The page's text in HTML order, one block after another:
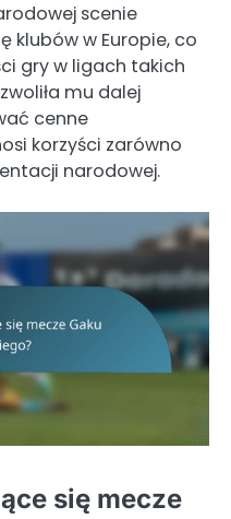
scenie
klubów w Europie, co
gry w ligach takich
mu dalej
cenne
korzyści zarówno
narodowej.
się mecze